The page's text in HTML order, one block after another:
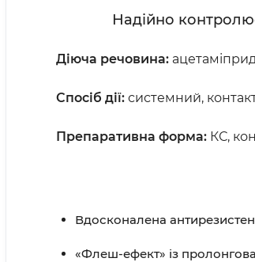
Надійно
Діюча речовина:
Спосіб дії: системний,
Препаративна форма: КС,
Вдосконалена
«Флеш-ефект» із